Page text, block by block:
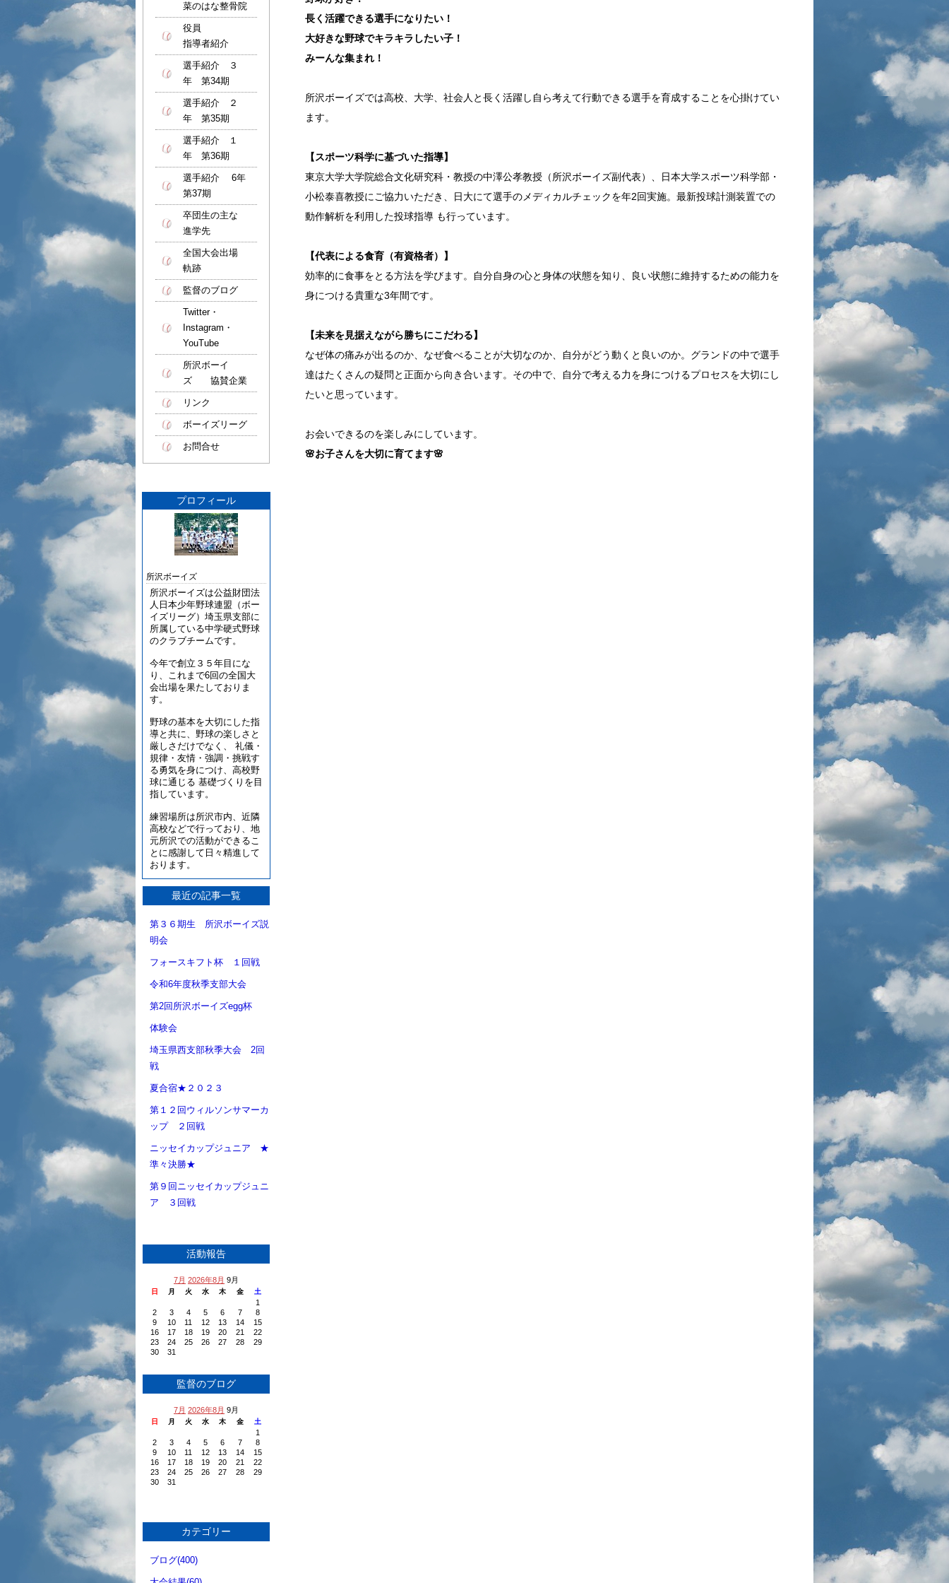
長く活躍できる選手になりたい！
大好きな野球でキラキラしたい子！
みーんな集まれ！
所沢ボーイズでは高校、大学、社会人と長く活躍し自ら考えて行動できる選手を育成することを心掛けてい
ます。
【スポーツ科学に基づいた指導】
東京大学大学院総合文化研究科・教授の中澤公孝教授（所沢ボーイズ副代表）、日本大学スポーツ科学部・
小松泰喜教授にご協力いただき、日大にて選手のメディカルチェックを年2回実施。最新投球計測装置での
動作解析を利用した投球指導 も行っています。
【代表による食育（有資格者）】
効率的に食事をとる方法を学びます。自分自身の心と身体の状態を知り、良い状態に維持するための能力を
身につける貴重な3年間です。
【未来を見据えながら勝ちにこだわる】
なぜ体の痛みが出るのか、なぜ食べることが大切なのか、自分がどう動くと良いのか。グランドの中で選手
達はたくさんの疑問と正面から向き合います。その中で、自分で考える力を身につけるプロセスを大切にし
たいと思っています。
お会いできるのを楽しみにしています。
🌸お子さんを大切に育てます🌸
菜のはな整骨院
役員
指導者紹介
選手紹介 ３
年 第34期
選手紹介 ２
年 第35期
選手紹介 １
年 第36期
選手紹介 6年
第37期
卒団生の主な
進学先
全国大会出場
軌跡
監督のブログ
Twitter・
Instagram・
YouTube
所沢ボーイ
ズ 協賛企業
リンク
ボーイズリーグ
お問合せ
プロフィール
所沢ボーイズ
所沢ボーイズは公益財団法
人日本少年野球連盟（ボー
イズリーグ）埼玉県支部に
所属している中学硬式野球
のクラブチームです。
今年で創立３５年目にな
り、これまで6回の全国大
会出場を果たしておりま
す。
野球の基本を大切にした指
導と共に、野球の楽しさと
厳しさだけでなく、 礼儀・
規律・友情・強調・挑戦す
る勇気を身につけ、高校野
球に通じる 基礎づくりを目
指しています。
練習場所は所沢市内、近隣
高校などで行っており、地
元所沢での活動ができるこ
とに感謝して日々精進して
おります。
最近の記事一覧
第３６期生 所沢ボーイズ説
明会
フォースキフト杯 １回戦
令和6年度秋季支部大会
第2回所沢ボーイズegg杯
体験会
埼玉県西支部秋季大会 2回
戦
夏合宿★２０２３
第１２回ウィルソンサマーカ
ップ ２回戦
ニッセイカップジュニア ★
準々決勝★
第９回ニッセイカップジュニ
ア ３回戦
活動報告
7月 2026年8月 9月
日 月 火 水 木 金 土
1
2
3 4 5 6 7
8
9
10 11 12 13 14
15
16
17 18 19 20 21
22
23
24 25 26 27 28
29
30
31
監督のブログ
7月 2026年8月 9月
日 月 火 水 木 金 土
1
2
3 4 5 6 7
8
9
10 11 12 13 14
15
16
17 18 19 20 21
22
23
24 25 26 27 28
29
30
31
カテゴリー
ブログ(400)